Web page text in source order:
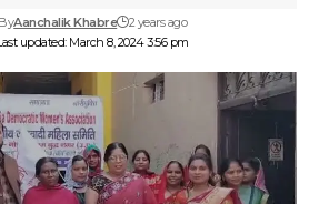
updated: March 8, 2024 3:56 pm
ByAanchalik Khabre 2 years ago